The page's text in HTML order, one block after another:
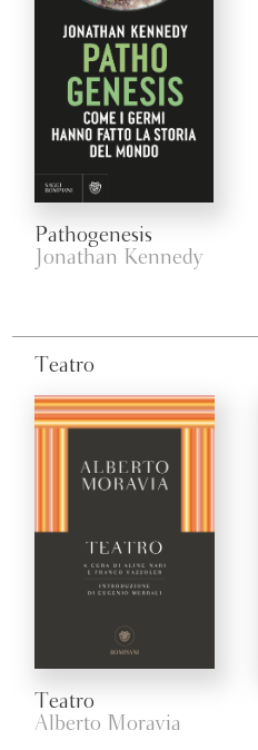
Pathogenesis
Jonathan Kennedy
Teatro
Teatro
Alberto Moravia